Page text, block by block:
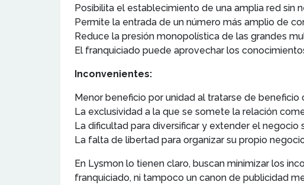
Posibilita el establecimiento de una amplia red sin
Permite la entrada de un número más amplio de
Reduce la presión monopolística de las grandes
El franquiciado puede aprovechar los
Inconvenientes:
Menor beneficio por unidad al tratarse de beneficio
La exclusividad a la que se somete la relación
La dificultad para diversificar y extender el
La falta de libertad para organizar su propio
En Lysmon lo tienen claro, buscan minimizar los
franquiciado, ni tampoco un canon de publicidad